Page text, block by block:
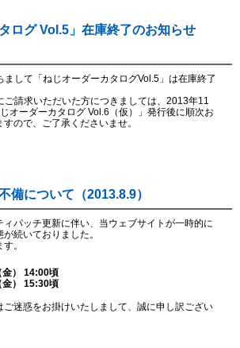
ログ Vol.5」在庫終了のお知らせ
して「ねじオーダーカタログVol.5」は在庫終了
請求いただいた方につきましては、2013年11
オーダーカタログ Vol.6（仮）」発行後に順次お
ので、ご了承くださいませ。
備について（2013.8.9）
パッチ更新に伴い、当ウェブサイトが一時的に
続いておりました。
。
） 14:00頃
） 15:30頃
ご迷惑をお掛けいたしまして、誠に申し訳ござい